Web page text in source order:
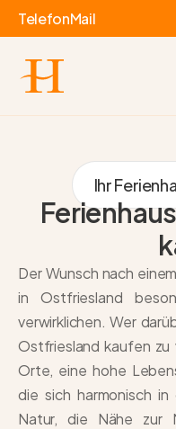
TelefonMail
Ihr
Der Wunsch nach
in Ostfriesland
verwirklichen. Wer
Ostfriesland kaufen zu
Orte, eine hohe
die sich harmonisch
Natur, die Nähe zur